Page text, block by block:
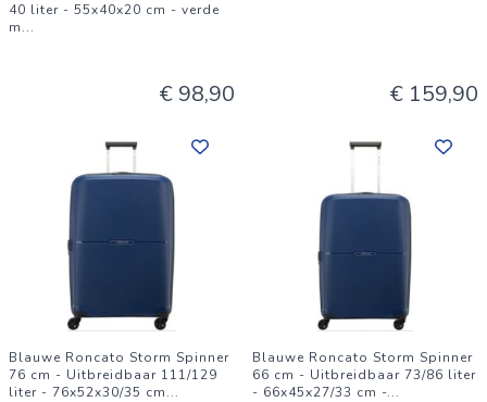
40 liter - 55x40x20 cm - verde
m...
€ 98,90 € 159,90
Blauwe Roncato Storm Spinner
76 cm - Uitbreidbaar 111/129
liter - 76x52x30/35 cm...
Blauwe Roncato Storm Spinner
66 cm - Uitbreidbaar 73/86 liter
- 66x45x27/33 cm -...